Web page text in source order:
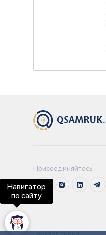
Присоединяйтесь
Горячая линия:
Навигатор
по сайту